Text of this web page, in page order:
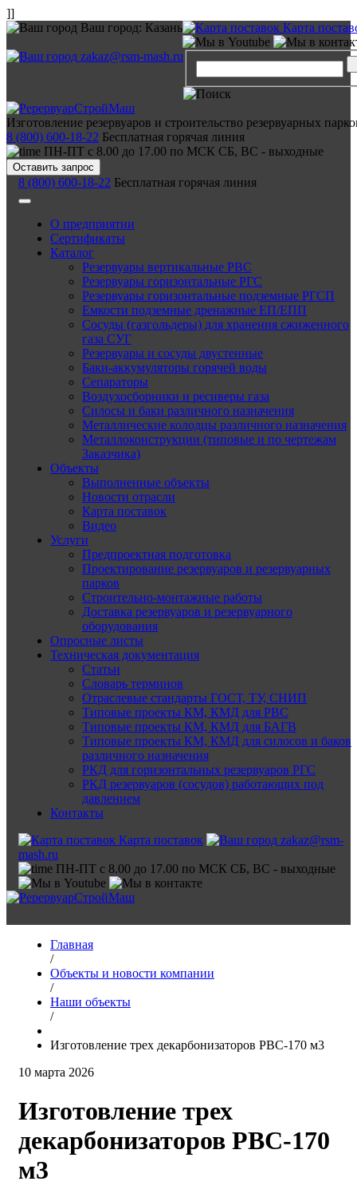
]]
Ваш город: Казань Карта
zakaz@rsm-mash.ru
Изготовление резервуаров и строительство резервуарных
8 (800) 600-18-22 Бесплатная горячая линия
ПН-ПТ с 8.00 до 17.00 по МСК СБ, ВС - выходные
Оставить запрос
8 (800) 600-18-22 Бесплатная горячая линия
О предприятии
Сертификаты
Каталог
Резервуары вертикальные РВС
Резервуары горизонтальные РГС
Резервуары горизонтальные подземные РГСП
Емкости подземные дренажные ЕП/ЕПП
Сосуды (газгольдеры) для хранения сжиженного
газа СУГ
Резервуары и сосуды двустенные
Баки-аккумуляторы горячей воды
Сепараторы
Воздухосборники и ресиверы газа
Силосы и баки различного назначения
Металлические колодцы различного назначения
Металлоконструкции (типовые и по чертежам
Заказчика)
Объекты
Выполненные объекты
Новости отрасли
Карта поставок
Видео
Услуги
Предпроектная подготовка
Проектирование резервуаров и резервуарных
парков
Строительно-монтажные работы
Доставка резервуаров и резервуарного
оборудования
Опросные листы
Техническая документация
Статьи
Словарь терминов
Отраслевые стандарты ГОСТ, ТУ, СНИП
Типовые проекты КМ, КМД для РВС
Типовые проекты КМ, КМД для БАГВ
Типовые проекты КМ, КМД для силосов и баков
различного назначения
РКД для горизонтальных резервуаров РГС
РКД резервуаров (сосудов) работающих под
давлением
Контакты
Карта поставок
zakaz@rsm-
mash.ru
ПН-ПТ с 8.00 до 17.00 по МСК СБ, ВС - выходные
Главная
/
Объекты и новости компании
/
Наши объекты
/
Изготовление трех декарбонизаторов РВС-170 м3
10 марта 2026
Изготовление трех
декарбонизаторов РВС-170
м3